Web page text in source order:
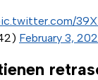
February 3,